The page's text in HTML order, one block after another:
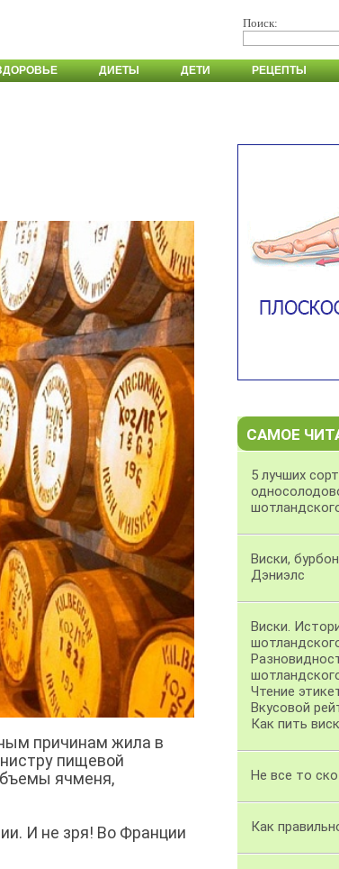
Поиск:
ДИЕТЫ ДЕТИ РЕЦЕПТЫ
причинам жила в
пищевой
ячменя,
И не зря! Во Франции
САМОЕ
5 лучших
Виски,
Дэниэлс
Виски.
Чтение
Вкусовой
Как пить
Не все то
Как